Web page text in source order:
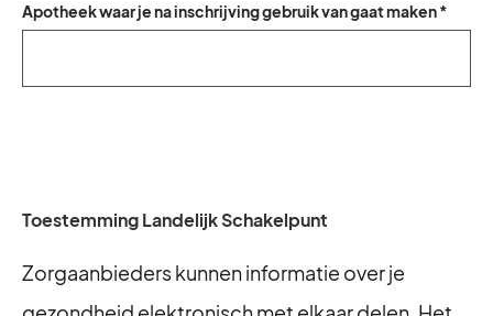
Apotheek waar je na inschrijving gebruik van gaat maken *
Toestemming Landelijk Schakelpunt
Zorgaanbieders kunnen informatie over je